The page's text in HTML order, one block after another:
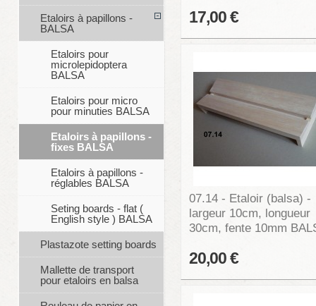
17,00 €
07.14 - Etaloir (balsa) -
largeur 10cm, longueur
30cm, fente 10mm
20,00 €
Etaloirs à papillons -
BALSA
Etaloirs pour
microlepidoptera
BALSA
Etaloirs pour micro
pour minuties BALSA
Etaloirs à papillons -
fixes BALSA
Etaloirs à papillons -
réglables BALSA
Seting boards - flat (
English style ) BALSA
Plastazote setting boards
Mallette de transport
pour etaloirs en balsa